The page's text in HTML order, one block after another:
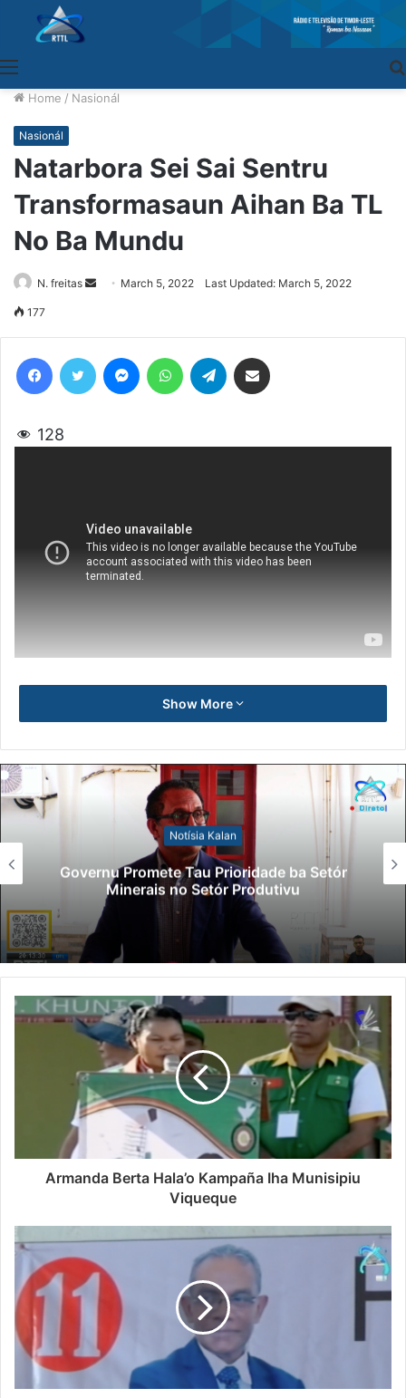
Home / Nasionál
Nasionál
Natarbora Sei Sai Sentru
Transformasaun Aihan Ba TL
No Ba Mundu
N. freitas
SendMarch 5, 2022 Last Updated: March 5, 2022
177
128
Show More
Notísia Kalan
Governu Promete Tau Prioridade ba Setór
Minerais no Setór Produtivu
Armanda Berta Hala’o Kampaña Iha Munisipiu
Viqueque